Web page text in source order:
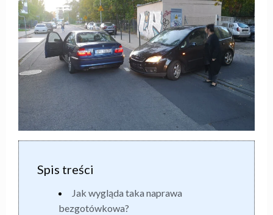
Spis treści
Jak wygląda taka naprawa
bezgotówkowa?